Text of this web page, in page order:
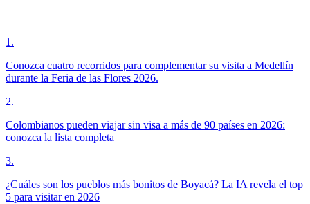
1 .
Conozca cuatro recorridos para complementar su visita a Medellín
durante la Feria de las Flores 2026.
2.
Colombianos pueden viajar sin visa a más de 90 países en 2026:
conozca la lista completa
3.
¿Cuáles son los pueblos más bonitos de Boyacá? La IA revela el top
5 para visitar en 2026